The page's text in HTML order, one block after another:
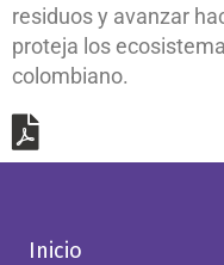
residuos y avanzar
proteja los
colombiano.
Inicio